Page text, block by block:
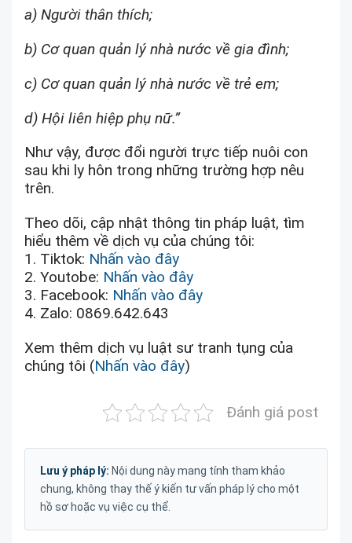
a) Người thân thích;
b) Cơ quan quản lý nhà nước về gia đình;
c) Cơ quan quản lý nhà nước về trẻ em;
d) Hội liên hiệp phụ nữ.”
Như vậy, được đổi người trực tiếp nuôi con
sau khi ly hôn trong những trường hợp nêu
trên.
Theo dõi, cập nhật thông tin pháp luật, tìm
hiểu thêm về dịch vụ của chúng tôi:
1. Tiktok: Nhấn vào đây
2. Youtobe: Nhấn vào đây
3. Facebook: Nhấn vào đây
4. Zalo: 0869.642.643
Xem thêm dịch vụ luật sư tranh tụng của
chúng tôi (Nhấn vào đây)
Đánh giá post
Lưu ý pháp lý: Nội dung này mang tính tham khảo
chung, không thay thế ý kiến tư vấn pháp lý cho một
hồ sơ hoặc vụ việc cụ thể.